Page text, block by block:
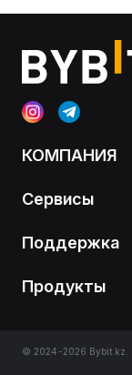
КОМПАНИЯ
Сервисы
Поддержка
Продукты
© 2024-2026 Bybit.kz.